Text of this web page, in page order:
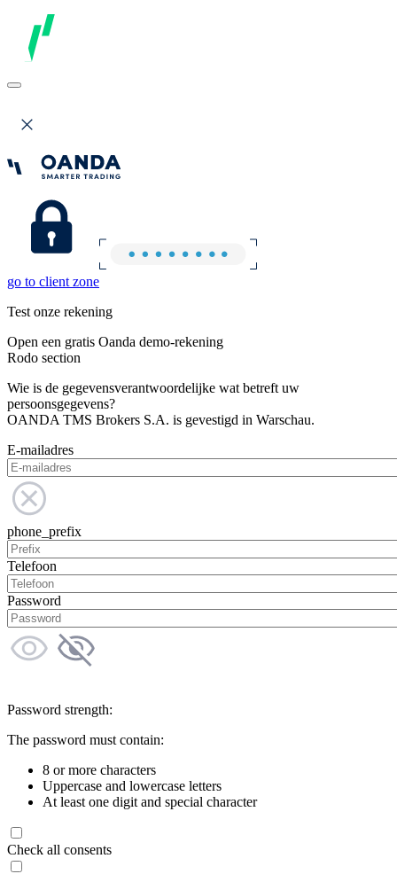
go to client zone
Test onze rekening
Open een gratis Oanda demo-rekening
Rodo section
Wie is de gegevensverantwoordelijke wat betreft uw
persoonsgegevens?
OANDA TMS Brokers S.A. is gevestigd in Warschau.
E-mailadres
phone_prefix
Telefoon
Password
Password strength:
The password must contain:
8 or more characters
Uppercase and lowercase letters
At least one digit and special character
Check all consents